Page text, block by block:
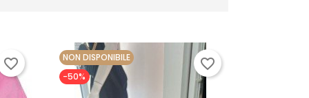
favorite_border
NON DISPONIBILE
-50%
favorite_border